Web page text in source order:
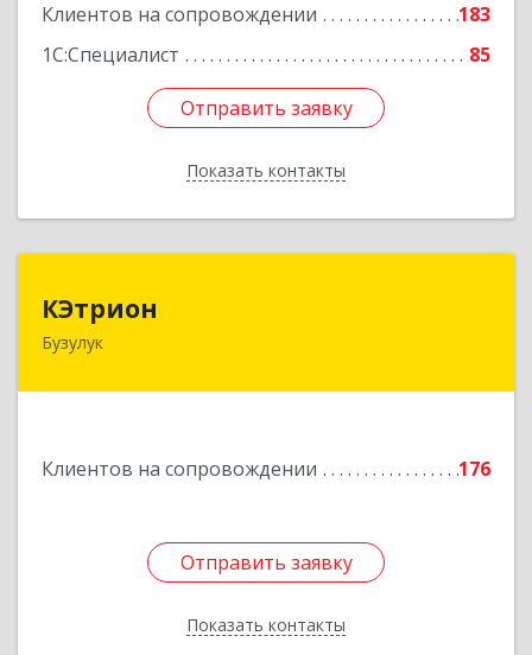
Клиентов на сопровождении
183
1С:Специалист
85
Отправить заявку
Показать контакты
Отправить заявку
Назад
КЭтрион
Бузулук
Клиентов на сопровождении 176
Отправить заявку
Показать контакты
461040, Оренбургская обл, Бузулук г, Пушкина
Отправить заявку
Назад